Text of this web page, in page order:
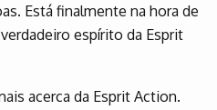
Está finalmente na hora de
espírito da Esprit
acerca da Esprit Action.